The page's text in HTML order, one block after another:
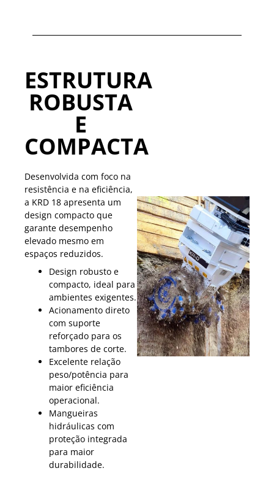
ESTRUTURA
ROBUSTA
E
COMPACTA
Desenvolvida com foco na
resistência e na eficiência,
a KRD 18 apresenta um
design compacto que
garante desempenho
elevado mesmo em
espaços reduzidos.
Design robusto e
compacto, ideal para
ambientes exigentes.
Acionamento direto
com suporte
reforçado para os
tambores de corte.
Excelente relação
peso/potência para
maior eficiência
operacional.
Mangueiras
hidráulicas com
proteção integrada
para maior
durabilidade.